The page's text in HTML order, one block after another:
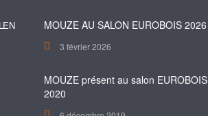
MOUZE AU SALON EUROBOIS 2026
3 février 2026
MOUZE présent au salon EUROBOIS
2020